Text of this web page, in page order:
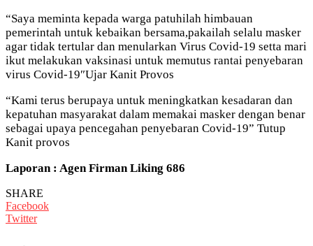
“Saya meminta kepada warga patuhilah himbauan
pemerintah untuk kebaikan bersama,pakailah selalu masker
agar tidak tertular dan menularkan Virus Covid-19 setta mari
ikut melakukan vaksinasi untuk memutus rantai penyebaran
virus Covid-19″Ujar Kanit Provos
“Kami terus berupaya untuk meningkatkan kesadaran dan
kepatuhan masyarakat dalam memakai masker dengan benar
sebagai upaya pencegahan penyebaran Covid-19” Tutup
Kanit provos
Laporan : Agen Firman Liking 686
SHARE
Facebook
Twitter